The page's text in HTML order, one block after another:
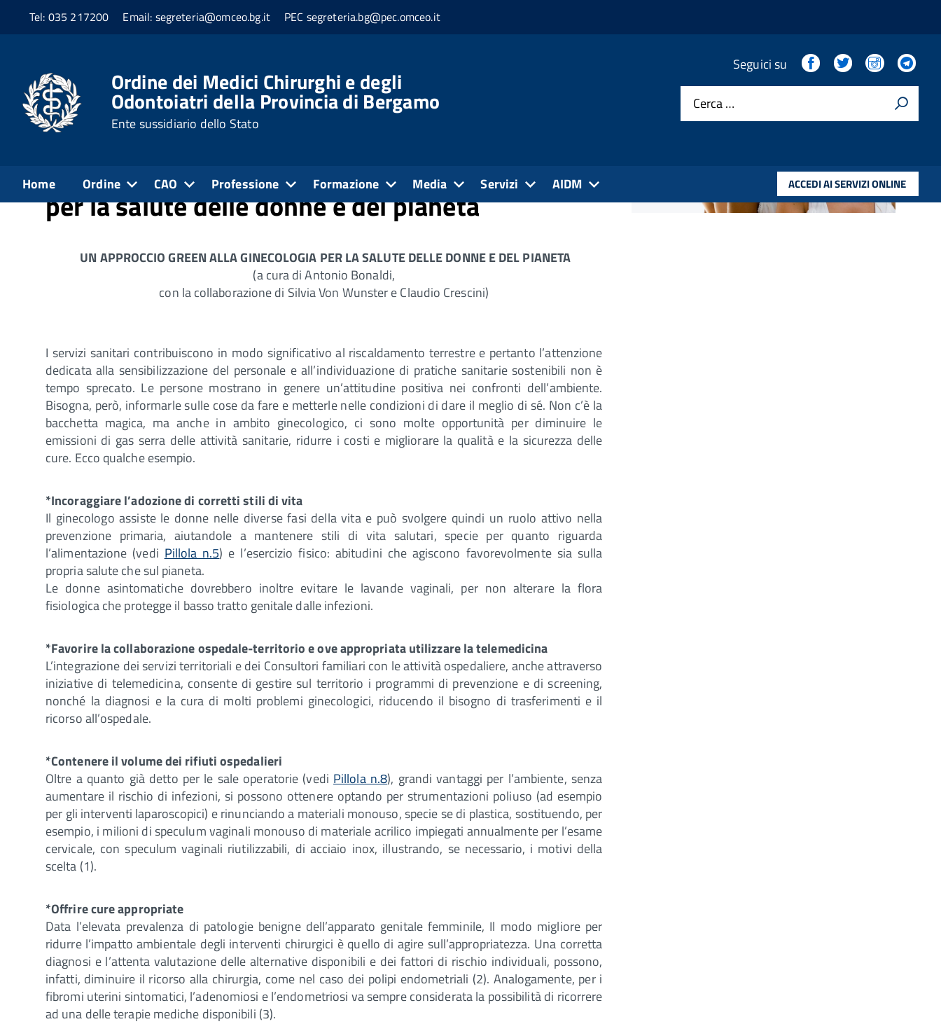
Tel: 035 217200 Email: segreteria@omceo.bg.it PEC segreteria.bg@pec.omceo.it
Ordine dei Medici Chirurghi e degli
Odontoiatri della Provincia di Bergamo
Ente sussidiario dello Stato
Seguici su FacebookTwitter Instagram
Cerca …
Home Ordine CAO Professione Formazione Media Servizi AIDM ACCEDI AI SERVIZI ONLINE
Home Media Pillole Green
Pillole Green
Pillola n.15_Un approccio green alla ginecologia
per la salute delle donne e del pianeta
UN APPROCCIO GREEN ALLA GINECOLOGIA PER LA SALUTE DELLE DONNE E DEL PIANETA
(a cura di Antonio Bonaldi,
con la collaborazione di Silvia Von Wunster e Claudio Crescini)
I servizi sanitari contribuiscono in modo significativo al riscaldamento terrestre e pertanto l’attenzione
dedicata alla sensibilizzazione del personale e all’individuazione di pratiche sanitarie sostenibili non è
tempo sprecato. Le persone mostrano in genere un’attitudine positiva nei confronti dell’ambiente.
Bisogna, però, informarle sulle cose da fare e metterle nelle condizioni di dare il meglio di sé. Non c’è la
bacchetta magica, ma anche in ambito ginecologico, ci sono molte opportunità per diminuire le
emissioni di gas serra delle attività sanitarie, ridurre i costi e migliorare la qualità e la sicurezza delle
cure. Ecco qualche esempio.
*Incoraggiare l’adozione di corretti stili di vita
Il ginecologo assiste le donne nelle diverse fasi della vita e può svolgere quindi un ruolo attivo nella
prevenzione primaria, aiutandole a mantenere stili di vita salutari, specie per quanto riguarda
l’alimentazione (vedi Pillola n.5) e l’esercizio fisico: abitudini che agiscono favorevolmente sia sulla
propria salute che sul pianeta.
Le donne asintomatiche dovrebbero inoltre evitare le lavande vaginali, per non alterare la flora
fisiologica che protegge il basso tratto genitale dalle infezioni.
*Favorire la collaborazione ospedale-territorio e ove appropriata utilizzare la telemedicina
L’integrazione dei servizi territoriali e dei Consultori familiari con le attività ospedaliere, anche attraverso
iniziative di telemedicina, consente di gestire sul territorio i programmi di prevenzione e di screening,
nonché la diagnosi e la cura di molti problemi ginecologici, riducendo il bisogno di trasferimenti e il
ricorso all’ospedale.
*Contenere il volume dei rifiuti ospedalieri
Oltre a quanto già detto per le sale operatorie (vedi Pillola n.8), grandi vantaggi per l’ambiente, senza
aumentare il rischio di infezioni, si possono ottenere optando per strumentazioni poliuso (ad esempio
per gli interventi laparoscopici) e rinunciando a materiali monouso, specie se di plastica, sostituendo, per
esempio, i milioni di speculum vaginali monouso di materiale acrilico impiegati annualmente per l’esame
cervicale, con speculum vaginali riutilizzabili, di acciaio inox, illustrando, se necessario, i motivi della
scelta (1).
*Offrire cure appropriate
Data l’elevata prevalenza di patologie benigne dell’apparato genitale femminile, Il modo migliore per
ridurre l’impatto ambientale degli interventi chirurgici è quello di agire sull’appropriatezza. Una corretta
diagnosi e l’attenta valutazione delle alternative disponibili e dei fattori di rischio individuali, possono,
infatti, diminuire il ricorso alla chirurgia, come nel caso dei polipi endometriali (2). Analogamente, per i
fibromi uterini sintomatici, l’adenomiosi e l’endometriosi va sempre considerata la possibilità di ricorrere
ad una delle terapie mediche disponibili (3).